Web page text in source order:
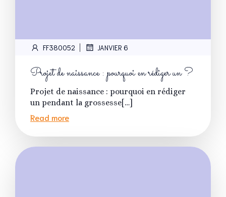
FF380052 | JANVIER 6
Projet de naissance : pourquoi en rédiger un ?
Projet de naissance : pourquoi en rédiger
un pendant la grossesse[…]
Read more